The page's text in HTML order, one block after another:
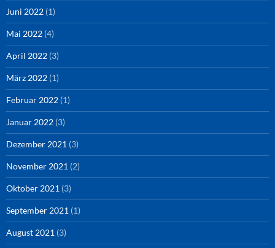
Juni 2022 (1)
Mai 2022 (4)
April 2022 (3)
März 2022 (1)
Februar 2022 (1)
Januar 2022 (3)
Dezember 2021 (3)
November 2021 (2)
Oktober 2021 (3)
September 2021 (1)
August 2021 (3)